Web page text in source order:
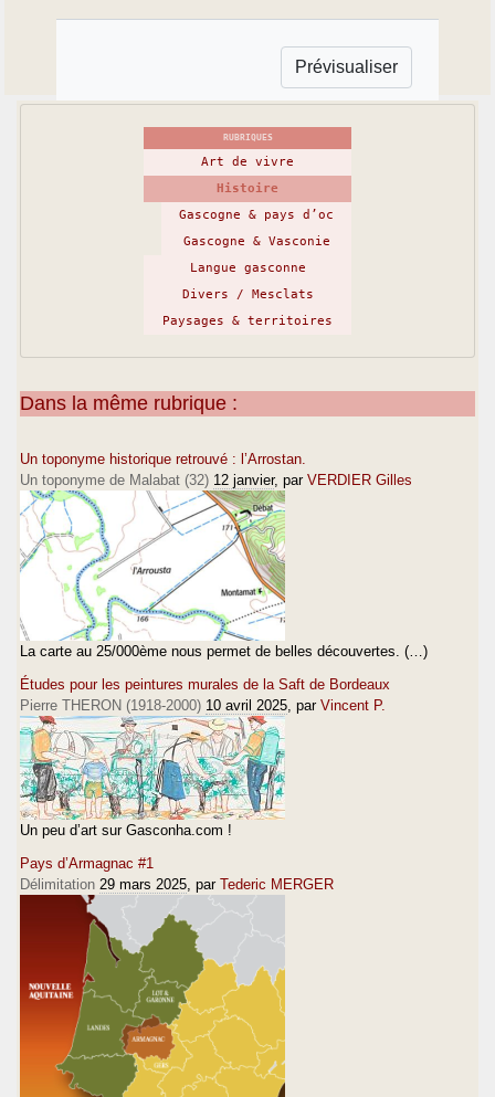
RUBRIQUES
Art de vivre
Histoire
Gascogne & pays d’oc
Gascogne & Vasconie
Langue gasconne
Divers / Mesclats
Paysages & territoires
Dans la même rubrique :
Un toponyme historique retrouvé : l’Arrostan.
Un toponyme de Malabat (32) 12 janvier, par VERDIER Gilles
La carte au 25/000ème nous permet de belles découvertes. (…)
Études pour les peintures murales de la Saft de Bordeaux
Pierre THERON (1918-2000) 10 avril 2025 , par Vincent P.
Un peu d’art sur Gasconha.com !
Pays d’Armagnac #1
Délimitation 29 mars 2025 , par Tederic MERGER